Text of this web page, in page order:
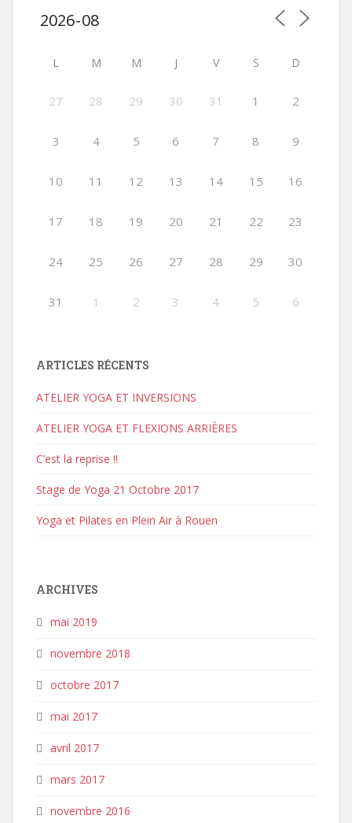
L M M J V S D
27 28 29 30 31 1 2
3 4 5 6 7 8 9
10 11 12 13 14 15 16
17 18 19 20 21 22 23
24 25 26 27 28 29 30
31 1 2 3 4 5 6
ARTICLES RÉCENTS
ATELIER YOGA ET INVERSIONS
ATELIER YOGA ET FLEXIONS ARRIÈRES
C’est la reprise !!
Stage de Yoga 21 Octobre 2017
Yoga et Pilates en Plein Air à Rouen
ARCHIVES
mai 2019
novembre 2018
octobre 2017
mai 2017
avril 2017
mars 2017
novembre 2016